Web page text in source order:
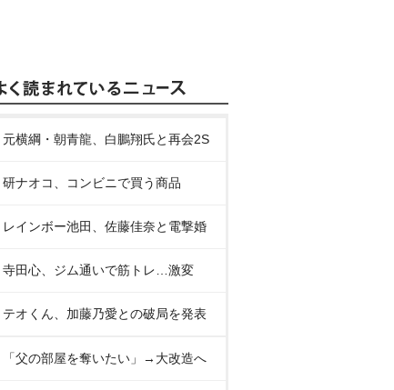
元横綱・朝青龍、白鵬翔氏と再会2S
研ナオコ、コンビニで買う商品
レインボー池田、佐藤佳奈と電撃婚
寺田心、ジム通いで筋トレ…激変
テオくん、加藤乃愛との破局を発表
「父の部屋を奪いたい」→大改造へ